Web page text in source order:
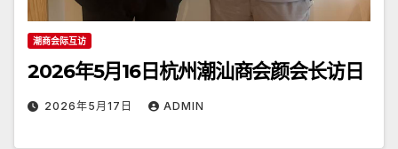
潮商会际互访
2026年5月16日杭州潮汕商会颜会长访日
2026年5月17日 ADMIN